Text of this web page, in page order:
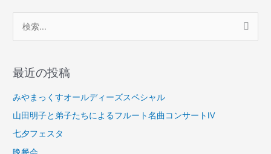
象
:
最近の投稿
みやまっくすオールディーズスペシャル
山田明子と弟子たちによるフルート名曲コンサートⅣ
七夕フェスタ